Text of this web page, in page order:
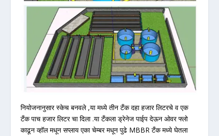
नियोजनानुसार स्केच बनवले ,या मध्ये तीन टँक दहा हजार लिटरचे व एक
टँक पाच हजार लिटर चा दिला .या टँकला ड्रेनेज पाईप देऊन ओवर फ्लो
काढून व्हॉल मधून सप्लाय एका चेम्बर मधून पुढे MBBR टँक मध्ये घेतला